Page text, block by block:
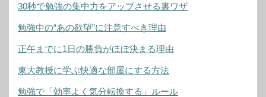
30秒で勉強の集中力をアップさせる裏ワザ
勉強中の“あの欲望”に注意すべき理由
正午までに1日の勝負がほぼ決まる理由
東大教授に学ぶ快適な部屋にする方法
勉強で「効率よく気分転換する」ルール